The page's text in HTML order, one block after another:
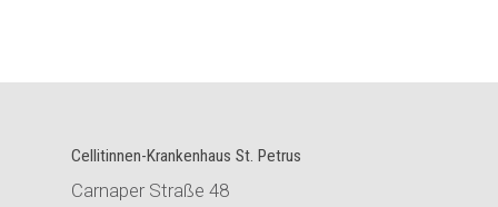
Cellitinnen-Krankenhaus St. Petrus
Carnaper Straße 48